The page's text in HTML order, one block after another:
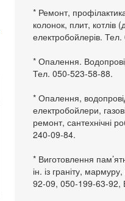
* Ремонт,
колонок, плит, котлів
електробойлерів.
* Опалення.
Тел. 050-523-58-88.
* Опалення,
електробойлери,
ремонт, сантехнічні
240-09-84.
* Виготовлення
ін. із граніту,
92-09, 050-199-63-92,